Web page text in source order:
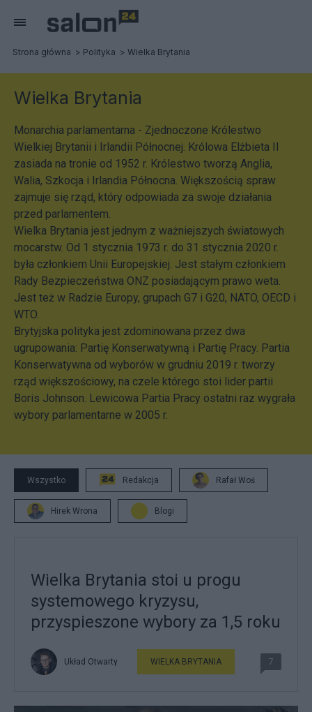
Strona główna Polityka Wielka Brytania
Wielka Brytania
Monarchia parlamentarna - Zjednoczone Królestwo
Wielkiej Brytanii i Irlandii Północnej. Królowa Elżbieta II
zasiada na tronie od 1952 r. Królestwo tworzą Anglia,
Walia, Szkocja i Irlandia Północna. Większością spraw
zajmuje się rząd, który odpowiada za swoje działania
przed parlamentem.
Wielka Brytania jest jednym z ważniejszych światowych
mocarstw. Od 1 stycznia 1973 r. do 31 stycznia 2020 r.
była członkiem Unii Europejskiej. Jest stałym członkiem
Rady Bezpieczeństwa ONZ posiadającym prawo weta.
Jest też w Radzie Europy, grupach G7 i G20, NATO, OECD i
WTO.
Brytyjska polityka jest zdominowana przez dwa
ugrupowania: Partię Konserwatywną i Partię Pracy. Partia
Konserwatywna od wyborów w grudniu 2019 r. tworzy
rząd większościowy, na czele którego stoi lider partii
Boris Johnson. Lewicowa Partia Pracy ostatni raz wygrała
wybory parlamentarne w 2005 r.
Wszystko Redakcja Rafał Woś
Hirek Wrona Blogi
Wielka Brytania stoi u progu
systemowego kryzysu,
przyspieszone wybory za 1,5 roku
Układ Otwarty WIELKA BRYTANIA 7